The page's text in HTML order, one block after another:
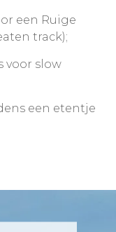
een Ruige
track);
voor slow
een etentje